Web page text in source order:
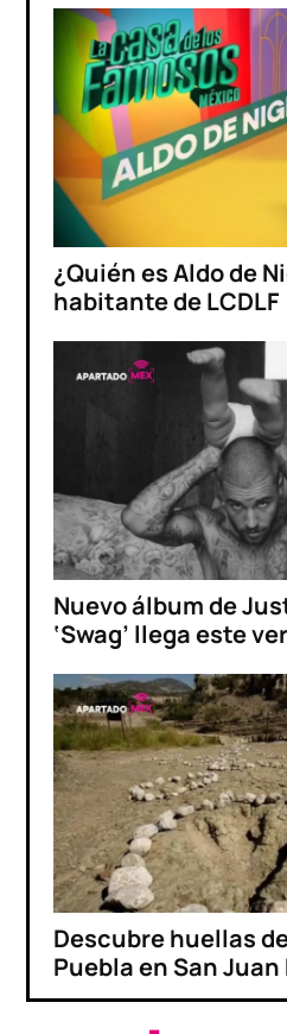
¿Quién es Aldo de
habitante de LCDLF
Nuevo álbum de
‘Swag’ llega este
Descubre huellas
Puebla en San Juan